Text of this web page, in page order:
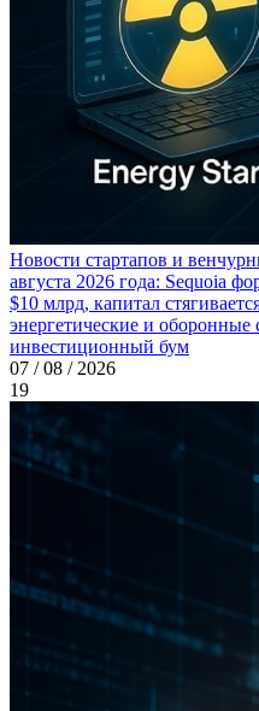
Новости стартапов и
августа 2026 года: Sequoia
$10 млрд, капитал
энергетические и
инвестиционный бум
07 / 08 / 2026
19